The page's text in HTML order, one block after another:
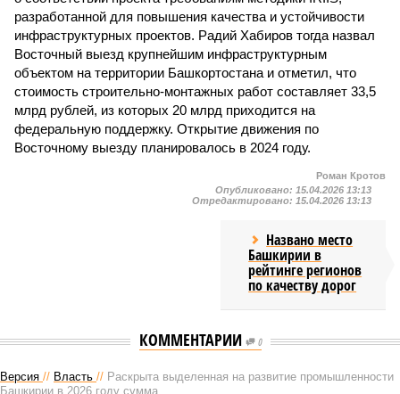
разработанной для повышения качества и устойчивости
инфраструктурных проектов. Радий Хабиров тогда назвал
Восточный выезд крупнейшим инфраструктурным
объектом на территории Башкортостана и отметил, что
стоимость строительно-монтажных работ составляет 33,5
млрд рублей, из которых 20 млрд приходится на
федеральную поддержку. Открытие движения по
Восточному выезду планировалось в 2024 году.
Роман Кротов
Опубликовано: 15.04.2026 13:13
Отредактировано: 15.04.2026 13:13
Названо место
Башкирии в
рейтинге регионов
по качеству дорог
КОММЕНТАРИИ 0
Версия // Власть // Раскрыта выделенная на развитие промышленности
Башкирии в 2026 году сумма